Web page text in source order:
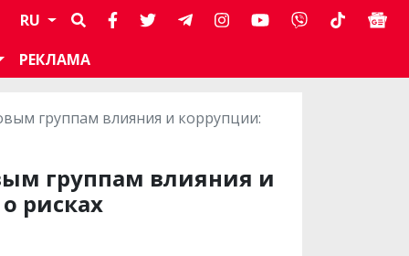
RU
РЕКЛАМА
группам влияния и коррупции:
группам влияния и
рисках